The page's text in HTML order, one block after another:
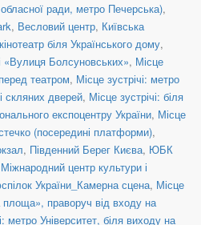
ради, метро Печерська),
, Весловий центр, Київська
біля Українського дому,
«Вулиця Болсуновських», Місце
театром, Місце зустрічі: метро
скляних дверей, Місце зустрічі: біля
експоцентру України, Місце
(посередині платформи),
, Південний Берег Києва, ЮБК
Міжнародний центр культури і
України_Камерна сцена, Місце
площа», праворуч від входу на
метро Університет, біля виходу на